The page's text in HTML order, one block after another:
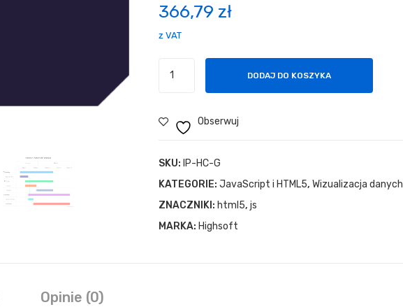
366,79 zł
z VAT
DODAJ DO KOSZYKA
Obserwuj
SKU: IP-HC-G
KATEGORIE: JavaScript i HTML5, Wizualizacja danych
ZNACZNIKI: html5, js
MARKA: Highsoft
Opinie (0)